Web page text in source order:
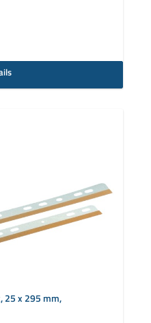
25 x 295 mm,